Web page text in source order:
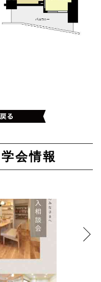
会情報